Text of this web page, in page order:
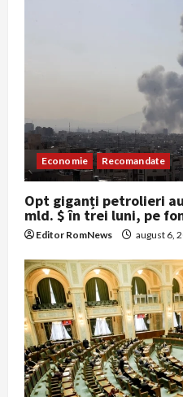
Economie Recomandate
Opt giganți petrolieri
mld. $ în trei luni, pe
Editor RomNews august 6,